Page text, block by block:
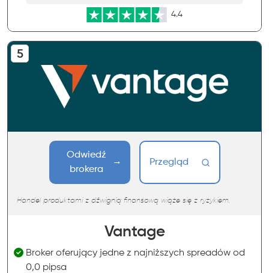
4.4
Odwiedź
brokera
Przegląd
Handel produktami z dźwignią finansową wiąże się z ryzykiem.
Vantage
Broker oferujący jedne z najniższych spreadów od
0,0 pipsa